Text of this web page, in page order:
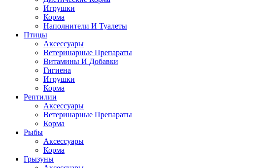
Игрушки
Корма
Наполнители И Туалеты
Птицы
Аксессуары
Ветеринарные Препараты
Витамины И Добавки
Гигиена
Игрушки
Корма
Рептилии
Аксессуары
Ветеринарные Препараты
Корма
Рыбы
Аксессуары
Корма
Грызуны